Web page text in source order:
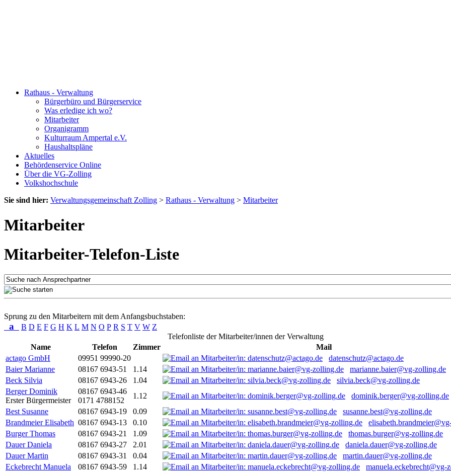
Rathaus - Verwaltung
Bürgerbüro und Bürgerservice
Was erledige ich wo?
Mitarbeiter
Organigramm
Kulturraum Ampertal e.V.
Haushaltspläne
Aktuelles
Behördenservice Online
Über die VG-Zolling
Volkshochschule
Sie sind hier: Verwaltungsgemeinschaft Zolling > Rathaus - Verwaltung > Mitarbeiter
Mitarbeiter
Mitarbeiter-Telefon-Liste
Sprung zu den Mitarbeitern mit dem Anfangsbuchstaben:
a B D E F G H K L M N O P R S T V W Z
Telefonliste der Mitarbeiter/innen der Verwaltung
Name
Telefon Zimmer
Mail
actago GmbH
09951 99990-20
datenschutz@actago.de
Baier Marianne
08167 6943-51 1.14
marianne.baier@vg-zolling.de
Beck Silvia
08167 6943-26 1.04
silvia.beck@vg-zolling.de
Berger Dominik
Erster Bürgermeister
08167 6943-46
0171 4788152
1.12
dominik.berger@vg-zolling.de
Best Susanne
08167 6943-19 0.09
susanne.best@vg-zolling.de
Brandmeier Elisabeth 08167 6943-13 0.10
Burger Thomas
08167 6943-21 1.09
thomas.burger@vg-zolling.de
Dauer Daniela
08167 6943-27 2.01
daniela.dauer@vg-zolling.de
Dauer Martin
08167 6943-31 0.04
martin.dauer@vg-zolling.de
Eckebrecht Manuela
08167 6943-59 1.14
manuela.eckebrecht@vg-